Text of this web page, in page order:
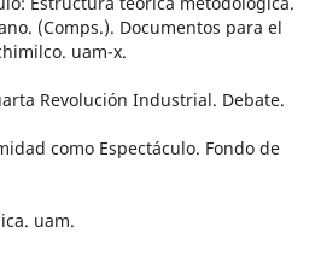
(Comps.). Documentos para el
uam-x.
Revolución Industrial. Debate.
como Espectáculo. Fondo de
uam.